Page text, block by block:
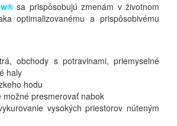
sa prispôsobujú zmenám v životnom
optimalizovanému a prispôsobivému
obchody s potravinami, priemyselné
haly
hodu
presmerovať nabok
vysokých priestorov núteným